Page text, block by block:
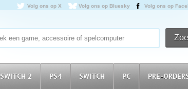
Volg ons op X Volg ons op Bluesky Volg ons op
SWITCH 2 PS4 SWITCH PC PRE-